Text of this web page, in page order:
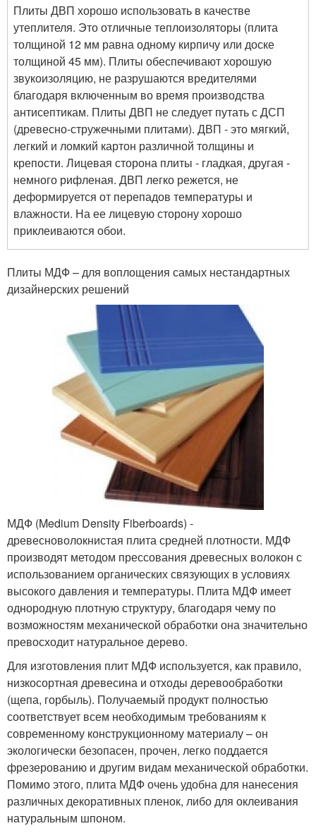
Плиты ДВП хорошо использовать в качестве
утеплителя. Это отличные теплоизоляторы (плита
толщиной 12 мм равна одному кирпичу или доске
толщиной 45 мм). Плиты обеспечивают хорошую
звукоизоляцию, не разрушаются вредителями
благодаря включенным во время производства
антисептикам. Плиты ДВП не следует путать с ДСП
(древесно-стружечными плитами). ДВП - это мягкий,
легкий и ломкий картон различной толщины и
крепости. Лицевая сторона плиты - гладкая, другая -
немного рифленая. ДВП легко режется, не
деформируется от перепадов температуры и
влажности. На ее лицевую сторону хорошо
приклеиваются обои.
Плиты МДФ – для воплощения самых нестандартных
дизайнерских решений
МДФ (Medium Density Fiberboards) -
древесноволокнистая плита средней плотности. МДФ
производят методом прессования древесных волокон с
использованием органических связующих в условиях
высокого давления и температуры. Плита МДФ имеет
однородную плотную структуру, благодаря чему по
возможностям механической обработки она значительно
превосходит натуральное дерево.
Для изготовления плит МДФ используется, как правило,
низкосортная древесина и отходы деревообработки
(щепа, горбыль). Получаемый продукт полностью
соответствует всем необходимым требованиям к
современному конструкционному материалу – он
экологически безопасен, прочен, легко поддается
фрезерованию и другим видам механической обработки.
Помимо этого, плита МДФ очень удобна для нанесения
различных декоративных пленок, либо для оклеивания
натуральным шпоном.